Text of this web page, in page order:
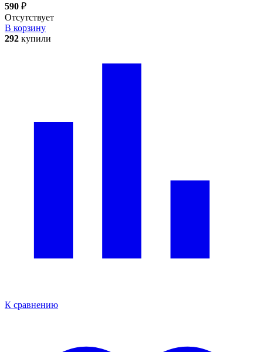
590 ₽
Отсутствует
В корзину
292 купили
К сравнению